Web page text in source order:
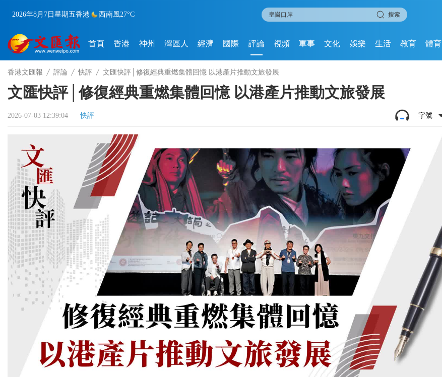
2026年8月7日 星期五香港 西南風27°C 搜索
首頁 香港 神州 灣區人 經濟 國際 評論 視頻 軍事 文化 娛樂 生活 教育 體育
香港文匯報 評論 快評 文匯快評│修復經典重燃集體回憶 以港產片推動文旅發展
文匯快評│修復經典重燃集體回憶 以港產片推動文旅發展
2026-07-03 12:39:04 快評 字號